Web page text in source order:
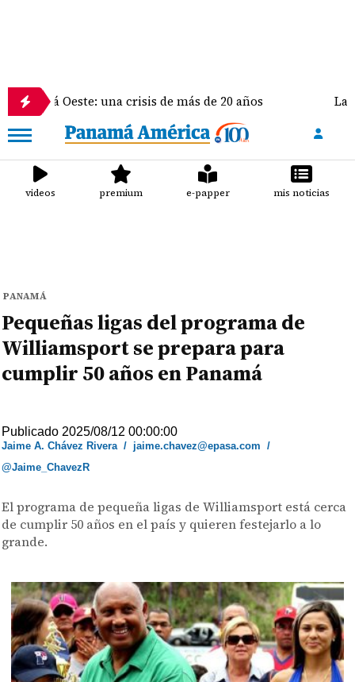
una crisis de más de 20 años La
videos premium e-papper mis noticias
PANAMÁ
Pequeñas ligas del programa de
Williamsport se prepara para
cumplir 50 años en Panamá
Publicado 2025/08/12 00:00:00
Jaime A. Chávez Rivera/ jaime.chavez@epasa.com /
@Jaime_ChavezR
El programa de pequeña ligas de Williamsport está cerca
de cumplir 50 años en el país y quieren festejarlo a lo
grande.